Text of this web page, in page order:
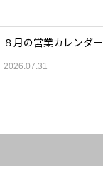
８月の営業カレンダー
2026.07.31